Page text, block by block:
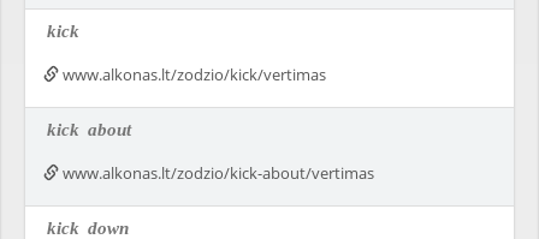
kick
www.alkonas.lt/zodzio/kick/vertimas
kick about
www.alkonas.lt/zodzio/kick-about/vertimas
kick down